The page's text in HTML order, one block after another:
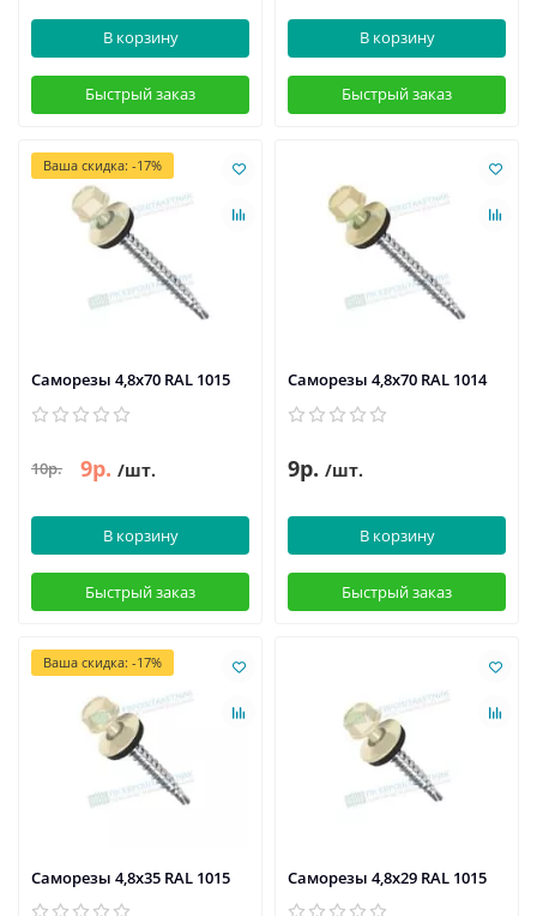
В корзину
Быстрый заказ
В корзину
Быстрый заказ
Ваша скидка: -17%
Саморезы 4,8х70 RAL 1015
10р. 9р. /шт.
В корзину
Быстрый заказ
Саморезы 4,8х70 RAL 1014
9р. /шт.
В корзину
Быстрый заказ
Ваша скидка: -17%
Саморезы 4,8х35 RAL 1015 Саморезы 4,8х29 RAL 1015